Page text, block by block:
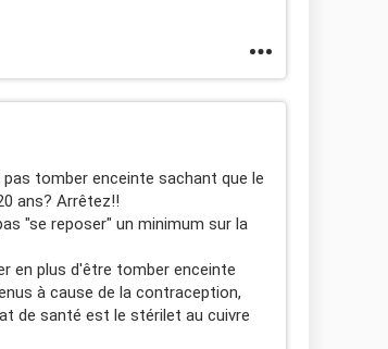
tomber enceinte sachant que le
ans? Arrêtez!!
"se reposer" un minimum sur la
en plus d'être tomber enceinte
à cause de la contraception,
de santé est le stérilet au cuivre